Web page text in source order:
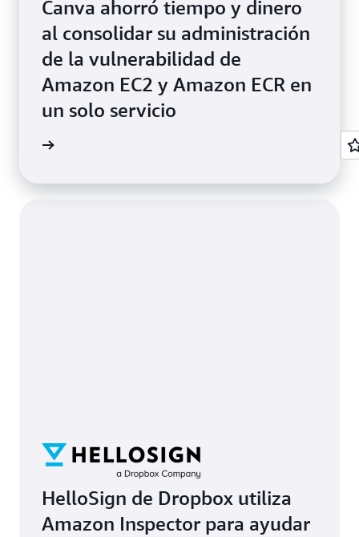
Canva ahorró tiempo y dinero
al consolidar su administración
de la vulnerabilidad de
Amazon EC2 y Amazon ECR en
un solo servicio
HelloSign de Dropbox utiliza
Amazon Inspector para ayudar